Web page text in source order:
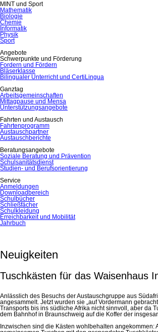
MINT und Sport
Mathematik
Biologie
Chemie
Informatik
Physik
Sport
Angebote
Schwerpunkte und Förderung
Fordern und Fördern
Bläserklasse
Bilingualer Unterricht und CertiLingua
Ganztag
Arbeitsgemeinschaften
Mittagpause und Mensa
Unterstützungsangebote
Fahrten und Austausch
Fahrtenprogramm
Austauschpartner
Austauschberichte
Beratungsangebote
Soziale Beratung und Prävention
Schulsanitätsdienst
Studien- und Berufsorientierung
Service
Anmeldungen
Downloadbereich
Schulbücher
Schließfächer
Schulkleidung
Erreichbarkeit und Mobilität
Jahrbuch
Neuigkeiten
Tuschkästen für das Waisenhaus
Anlässlich des Besuchs der Austauschgruppe aus
angesammelt. Jetzt wurden sie „auf Vordermann
Transports bis ins südliche Afrika nicht sinnvoll, aber da
dem Bahnhof in Braunschweig auf die Koffer der
Inzwischen sind die Kästen wohlbehalten